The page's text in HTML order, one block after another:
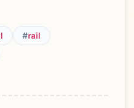
#rail